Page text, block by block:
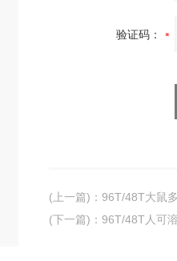
验证码：
(上一篇) ： 96T/48T大鼠
(下一篇) ： 96T/48T人可